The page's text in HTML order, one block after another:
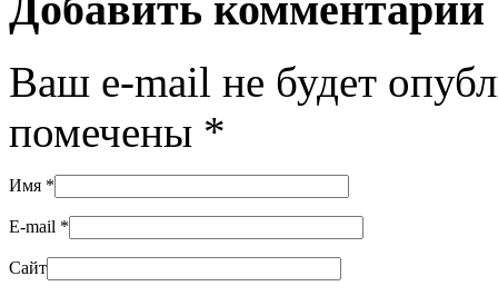
Ваш e-mail не будет
помечены *
Имя *
E-mail *
Сайт